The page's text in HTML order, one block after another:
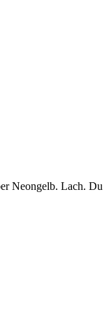
Neongelb. Lach. Du